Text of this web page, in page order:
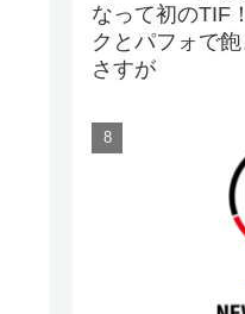
なって初のTIF
クとパフォで
さすが